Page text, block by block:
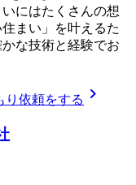
にはたくさんの想
まい」を叶えるた
な技術と経験でお
り依頼をする chevron_right